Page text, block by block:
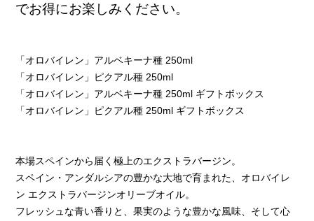
でお得にお楽しみください。
「オロバイレン」アルベキーナ種 250ml
「オロバイレン」ピクアル種 250ml
「オロバイレン」アルベキーナ種 250ml ギフトボックス
「オロバイレン」ピクアル種 250ml ギフトボックス
本場スペインから届く極上のエクストラバージン。
スペイン・アンダルシアの豊かな大地で育まれた、オロバイレ
ン エクストラバージンオリーブオイル。
フレッシュな青い香りと、果実のような豊かな風味、そして心